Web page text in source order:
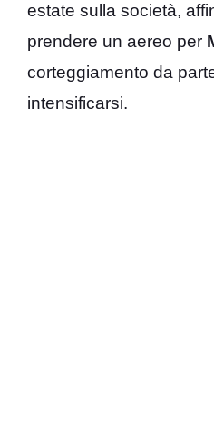
estate sulla società,
prendere un aereo per
corteggiamento da
intensificarsi.